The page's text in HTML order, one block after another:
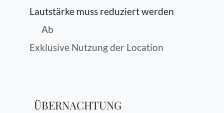
Lautstärke muss reduziert werden
Ab
Exklusive Nutzung der Location
ÜBERNACHTUNG